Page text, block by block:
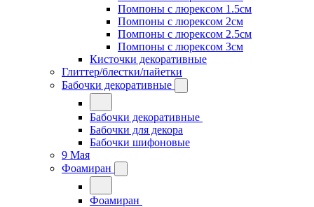
Помпоны с люрексом 1.5см
Помпоны с люрексом 2см
Помпоны с люрексом 2.5см
Помпоны с люрексом 3см
Кисточки декоративные
Глиттер/блестки/пайетки
Бабочки декоративные
Бабочки декоративные
Бабочки для декора
Бабочки шифоновые
9 Мая
Фоамиран
Фоамиран